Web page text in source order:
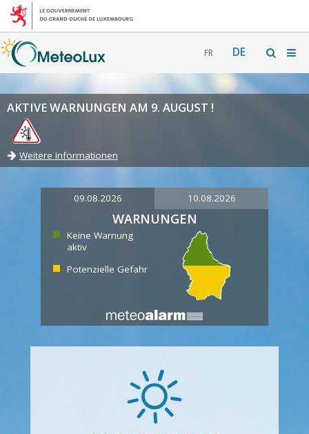
FR DE
AKTIVE WARNUNGEN AM 9. AUGUST !
Weitere Informationen
09.08.2026 10.08.2026
WARNUNGEN
Keine Warnung
aktiv
Potenzielle Gefahr